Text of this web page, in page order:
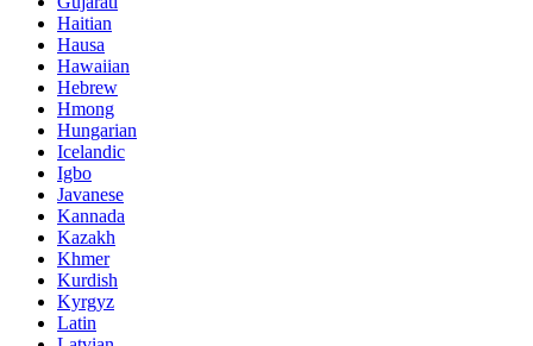
Haitian
Hausa
Hawaiian
Hebrew
Hmong
Hungarian
Icelandic
Igbo
Javanese
Kannada
Kazakh
Khmer
Kurdish
Kyrgyz
Latin